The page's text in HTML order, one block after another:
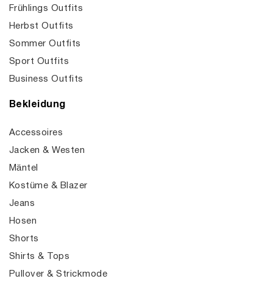
Frühlings Outfits
Herbst Outfits
Sommer Outfits
Sport Outfits
Business Outfits
Bekleidung
Accessoires
Jacken & Westen
Mäntel
Kostüme & Blazer
Jeans
Hosen
Shorts
Shirts & Tops
Pullover & Strickmode